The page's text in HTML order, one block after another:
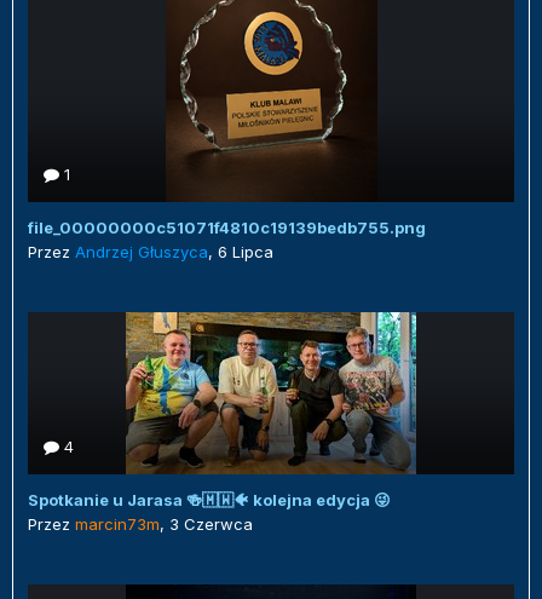
1
file_00000000c51071f4810c19139bedb755.png
Przez Andrzej Głuszyca, 6 Lipca
4
Spotkanie u Jarasa 🍻🇲🇼🐠 kolejna edycja 😜
Przez marcin73m, 3 Czerwca